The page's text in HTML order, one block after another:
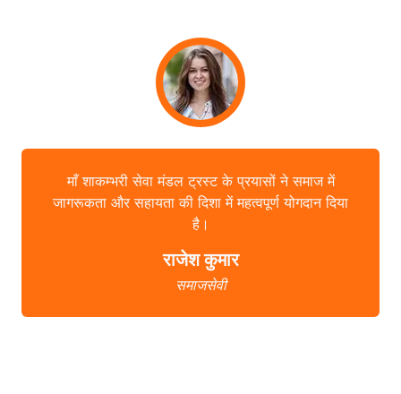
माँ शाकम्भरी सेवा मंडल ट्रस्ट के प्रयासों ने समाज में
जागरूकता और सहायता की दिशा में महत्वपूर्ण योगदान दिया
है।
राजेश कुमार
समाजसेवी